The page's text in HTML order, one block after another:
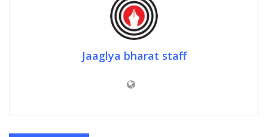
Jaaglya bharat staff